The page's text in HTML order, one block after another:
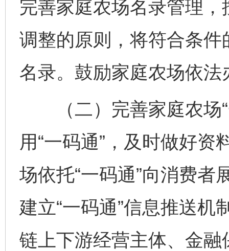
完善家庭农场名录管理
调整的原则，将符合条
名录。鼓励家庭农场依
（二）完善家庭农场“
用“一码通”，及时做好
场依托“一码通”向消费者
建立“一码通”信息推送
链上下游经营主体、金融